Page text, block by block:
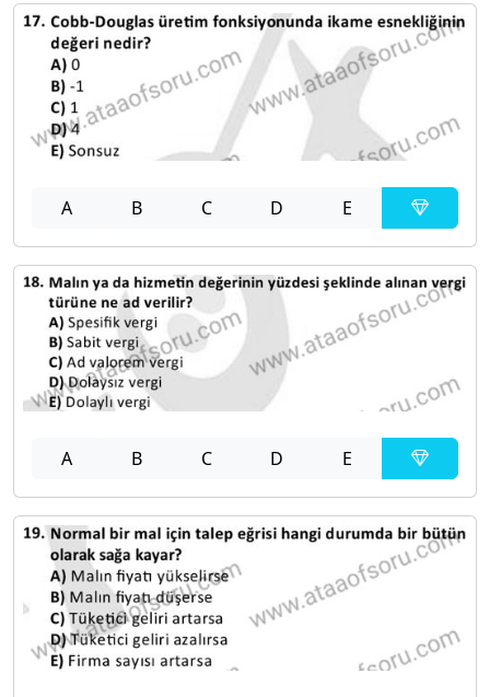
A B C D E
A B C D E